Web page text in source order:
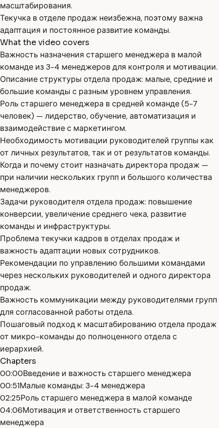
масштабирования.
Текучка в отделе продаж неизбежна, поэтому важна
адаптация и постоянное развитие команды.
What the video covers
Важность назначения старшего менеджера в малой
команде из 3-4 менеджеров для контроля и мотивации.
Описание структуры отдела продаж: малые, средние и
большие команды с разным уровнем управления.
Роль старшего менеджера в средней команде (5-7
человек) — лидерство, обучение, автоматизация и
взаимодействие с маркетингом.
Необходимость мотивации руководителей группы как
от личных результатов, так и от результатов команды.
Когда и почему стоит назначать директора продаж —
при наличии нескольких групп и большого количества
менеджеров.
Задачи руководителя отдела продаж: повышение
конверсии, увеличение среднего чека, развитие
команды и инфраструктуры.
Проблема текучки кадров в отделах продаж и
важность адаптации новых сотрудников.
Рекомендации по управлению большими командами
через нескольких руководителей и одного директора
продаж.
Важность коммуникации между руководителями групп
для согласованной работы отдела.
Пошаговый подход к масштабированию отдела продаж
от микро-команды до полноценного отдела с
иерархией.
Chapters
00:00Введение и важность старшего менеджера
00:51Малые команды: 3-4 менеджера
02:25Роль старшего менеджера в малой команде
04:06Мотивация и ответственность старшего
менеджера